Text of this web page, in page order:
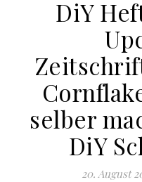
DiY
selber
DiY
20. August